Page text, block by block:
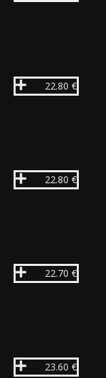
22.80 €
22.80 €
22.70 €
23.60 €